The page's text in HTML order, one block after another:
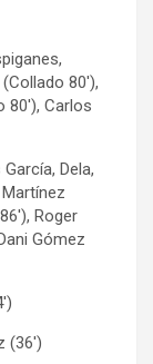
80′),
80′), Carlos
Dela,
Martínez
Roger
Gómez
(36′)